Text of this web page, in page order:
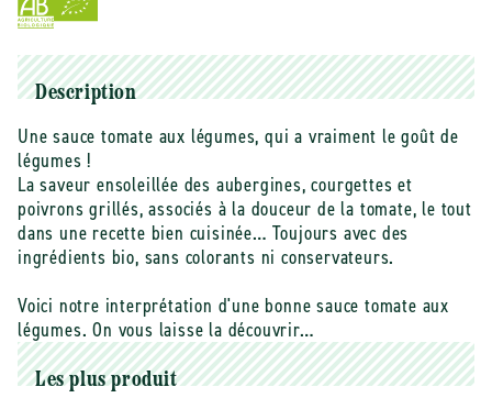
Prosain
-
Sauce
aux
légumes
grillés
bio
-
360
-
Sauce
aux
grillés
bio
-
360
Description
Une sauce tomate aux légumes, qui a vraiment le goût de
légumes !
La saveur ensoleillée des aubergines, courgettes et
poivrons grillés, associés à la douceur de la tomate, le tout
dans une recette bien cuisinée… Toujours avec des
ingrédients bio, sans colorants ni conservateurs.
Voici notre interprétation d'une bonne sauce tomate aux
légumes. On vous laisse la découvrir…
Les plus produit